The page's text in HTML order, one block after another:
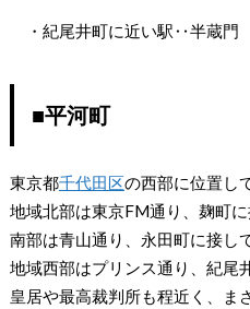
・紀尾井町に近い駅‥半蔵
■平河町
東京都千代田区の西部に位置し
地域北部は東京FM通り、麹町
南部は青山通り、永田町に接し
地域西部はプリンス通り、紀尾
皇居や最高裁判所も程近く、ま